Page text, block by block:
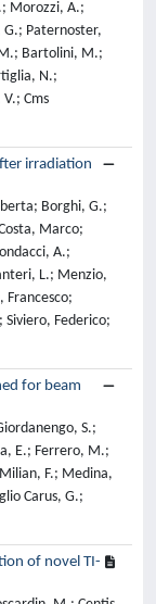
Morozzi, A.;
G.; Paternoster,
Bartolini, M.;
N.;
Cms
irradiation
Borghi, G.;
Marco;
A.;
L.; Menzio,
Francesco;
Siviero, Federico;
for beam
S.;
E.; Ferrero, M.;
F.; Medina,
Carus, G.;
of novel TI-